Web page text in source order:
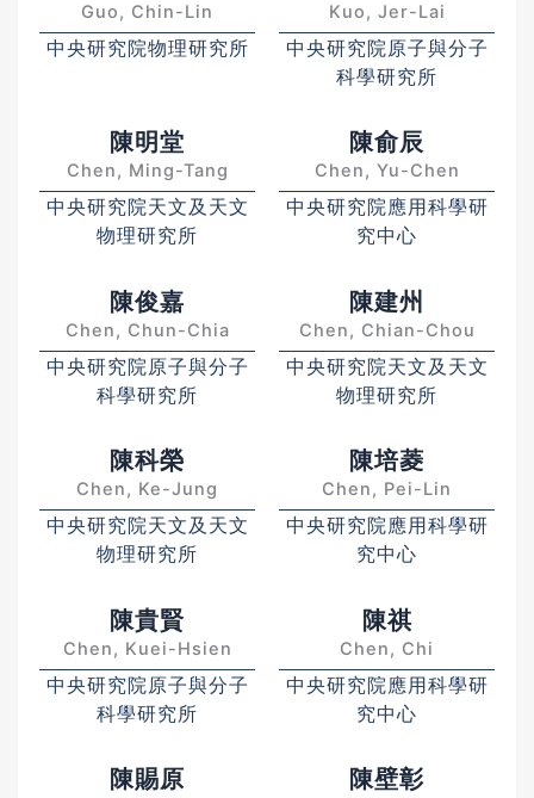
Guo, Chin-Lin
中央研究院物理研究所
Kuo, Jer-Lai
中央研究院原子與分子
科學研究所
陳明堂
Chen, Ming-Tang
中央研究院天文及天文
物理研究所
陳俞辰
Chen, Yu-Chen
中央研究院應用科學研
究中心
陳俊嘉
Chen, Chun-Chia
中央研究院原子與分子
科學研究所
陳建州
Chen, Chian-Chou
中央研究院天文及天文
物理研究所
陳科榮
Chen, Ke-Jung
中央研究院天文及天文
物理研究所
陳培菱
Chen, Pei-Lin
中央研究院應用科學研
究中心
陳貴賢
Chen, Kuei-Hsien
中央研究院原子與分子
科學研究所
陳祺
Chen, Chi
中央研究院應用科學研
究中心
陳賜原 陳壁彰